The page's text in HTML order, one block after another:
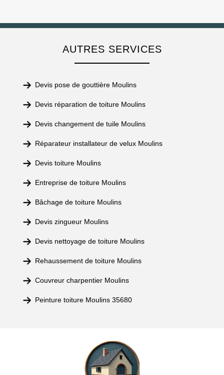
AUTRES SERVICES
Devis pose de gouttière Moulins
Devis réparation de toiture Moulins
Devis changement de tuile Moulins
Réparateur installateur de velux Moulins
Devis toiture Moulins
Entreprise de toiture Moulins
Bâchage de toiture Moulins
Devis zingueur Moulins
Devis nettoyage de toiture Moulins
Rehaussement de toiture Moulins
Couvreur charpentier Moulins
Peinture toiture Moulins 35680